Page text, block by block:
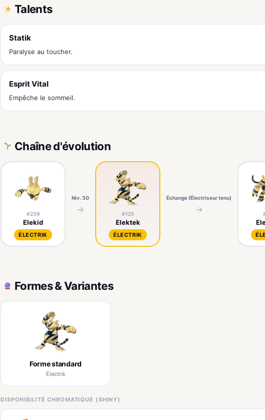
Talents
Statik
Paralyse au toucher.
Esprit Vital
Empêche le sommeil.
Chaîne d'évolution
#239
Elekid
ÉLECTRIK
Niv. 30
→ #125
Elektek
ÉLECTRIK
Échange (Électriseur tenu)
→
Formes & Variantes
Forme standard
Électrik
DISPONIBILITÉ CHROMATIQUE (SHINY)